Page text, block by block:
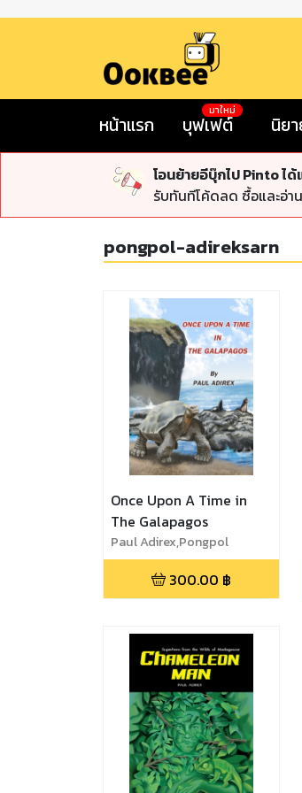
หน้าแรก บุฟเฟต์
มาใหม่
นิย
โอนย้ายอีบุ๊กไป Pinto ไ
รับทันทีโค้ดลด ซื้อและอ่า
pongpol-adireksarn
Once Upon A Time in
The Galapagos
Paul Adirex,Pongpol
Adireksarn
300.00 ฿